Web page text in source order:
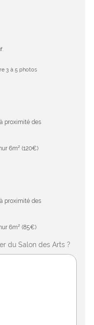
3 à 5 photos
proximité des
6m² (120€)
proximité des
6m² (85€)
du Salon des Arts ?